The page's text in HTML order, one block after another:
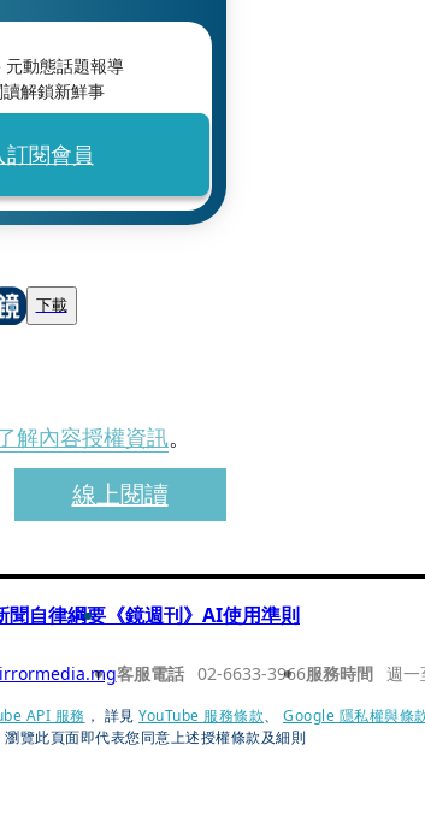
元動態話題報導
解鎖新鮮事
訂閱會員
下載
解內容授權資訊。
線上閱讀
聞自律綱要 《鏡週刊》AI使用準則
客服電話 02-6633-3966服務時間 週一
API 服務 ， 詳見 YouTube 服務條款、
Google 隱私權與條
瀏覽此頁面即代表您同意上述授權條款及細則